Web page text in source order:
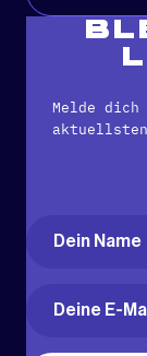
Melde
Name